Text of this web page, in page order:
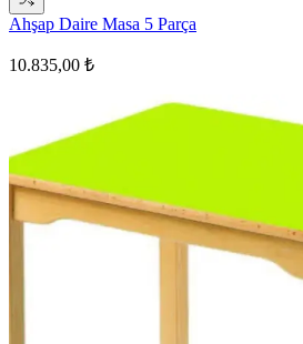
Ahşap Daire Masa 5 Parça
10.835,00 ₺